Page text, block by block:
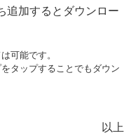
追加するとダウンロー
可能です。
タップすることでもダウン
以上